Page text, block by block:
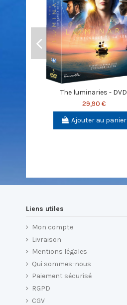
The luminaries - DVD
29,90 €
Ajouter au panier
Liens utiles
Mon compte
Livraison
Mentions légales
Qui sommes-nous
Paiement sécurisé
RGPD
CGV